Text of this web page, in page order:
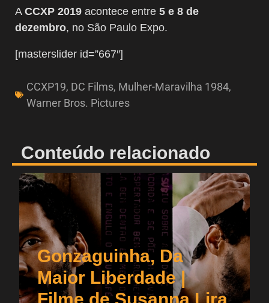
A CCXP 2019 acontece entre 5 e 8 de
dezembro, no São Paulo Expo.
[masterslider id=”667″]
CCXP19, DC Films, Mulher-Maravilha 1984,
Warner Bros. Pictures
Conteúdo relacionado
Gonzaguinha, Da
Maior Liberdade |
Filme de Susanna Lira